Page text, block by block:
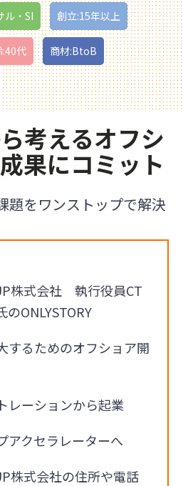
ル・SI 創立:15年以上
代 商材:BtoB
考えるオフシ
果にコミット
題をワンストップで解決
株式会社 執行役員CT
ONLYSTORY
するためのオフショア開
レーションから起業
アクセラレーターへ
株式会社の住所や電話